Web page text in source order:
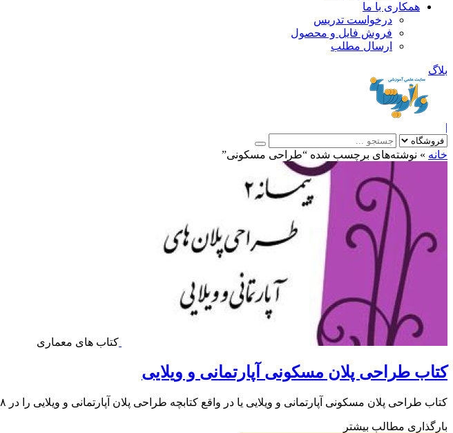
همکاری با ما
درخواست تدریس
فروش فایل و محصول
ارسال مطلب
بلاگ
|
خانه » نوشته‌های برچسب شده “طراحی مسکونی”
کتاب های معماری
کتاب طراحی پلان مسکونی آپارتمانی و ویلایی
کتاب طراحی پلان مسکونی آپارتمانی و ویلایی یا در واقع کتابچه طراحی پلان آپارتمانی و ویلایی را در ۳۸ صفحه به همراه پرسش…
بارگذاری مطالب بیشتر